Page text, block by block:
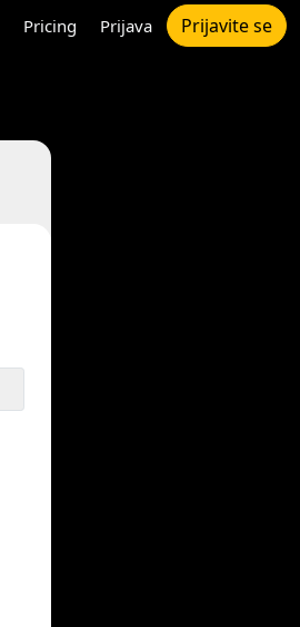
Pricing Prijava Prijavite se